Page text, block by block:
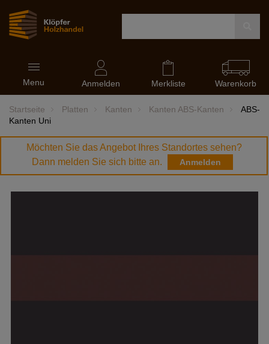
Navigation
ein-
und
ausblenden
Menu Anmelden Merkliste Warenkorb
Startseite Platten Kanten Kanten ABS-Kanten
ABS-
Kanten Uni
Möchten Sie das Angebot Ihres Standortes sehen?
Dann melden Sie sich bitte an.
Anmelden